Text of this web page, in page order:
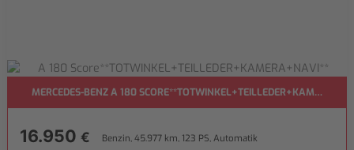
MERCEDES-BENZ A 180
16.950 € Benzin, 45.977 km, 123 PS, Automatik